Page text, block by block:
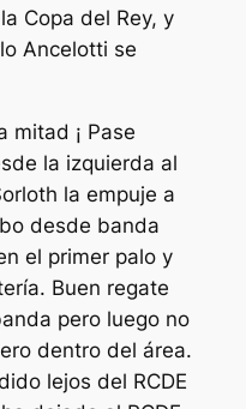
Copa del Rey, y
Ancelotti se
mitad ¡ Pase
la izquierda al
la empuje a
desde banda
el primer palo y
Buen regate
pero luego no
dentro del área.
lejos del RCDE